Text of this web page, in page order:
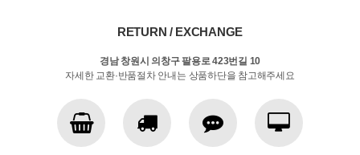
RETURN / EXCHANGE
경남 창원시 의창구 팔용로 423번길 10
자세한 교환·반품절차 안내는 상품하단을 참고해주세요